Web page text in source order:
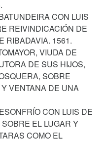
CON LUIS
REIVINDICACIÓN DE
RIBADAVIA. 1561.
VIUDA DE
DE SUS HIJOS,
SOBRE
VENTANA DE UNA
CON LUIS DE
EL LUGAR Y
COMO EL